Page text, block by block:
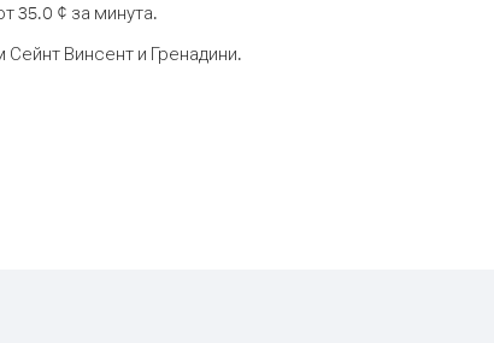
35.0 ¢ за минута.
Сейнт Винсент и Гренадини.